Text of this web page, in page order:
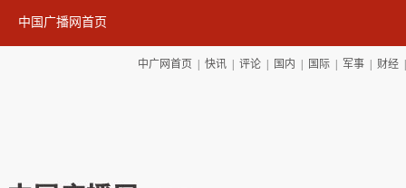
中国广播网首页
中广网首页 快讯| 评论| 国内 国际| 军事| 财经